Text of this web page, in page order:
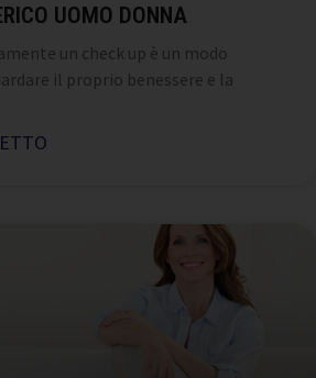
UOMO DONNA
un check up è un modo
il proprio benessere e la